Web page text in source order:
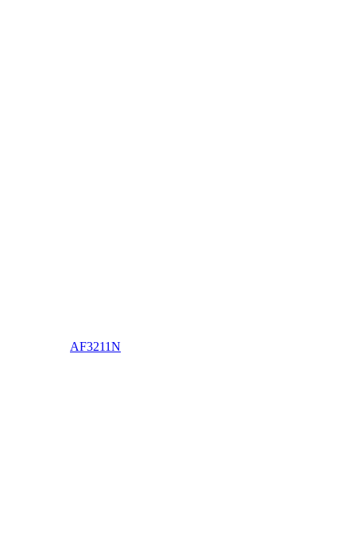
AF3211N